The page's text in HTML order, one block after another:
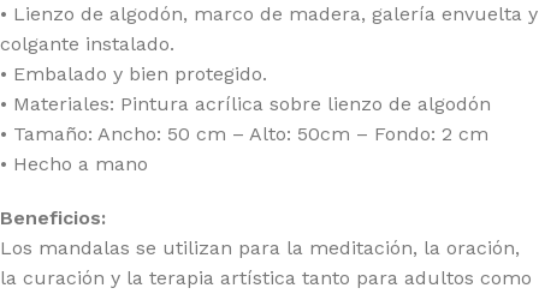
• Lienzo de algodón, marco de madera, galería envuelta y
colgante instalado.
• Embalado y bien protegido.
• Materiales: Pintura acrílica sobre lienzo de algodón
• Tamaño: Ancho: 50 cm – Alto: 50cm – Fondo: 2 cm
• Hecho a mano
Beneficios:
Los mandalas se utilizan para la meditación, la oración,
la curación y la terapia artística tanto para adultos como